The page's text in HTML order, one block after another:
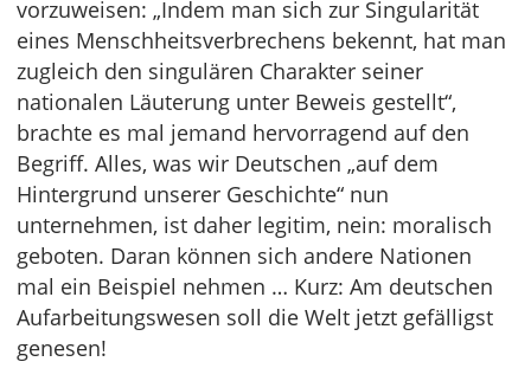
vorzuweisen: „Indem man sich zur Singularität
eines Menschheitsverbrechens bekennt, hat man
zugleich den singulären Charakter seiner
nationalen Läuterung unter Beweis gestellt“,
brachte es mal jemand hervorragend auf den
Begriff. Alles, was wir Deutschen „auf dem
Hintergrund unserer Geschichte“ nun
unternehmen, ist daher legitim, nein: moralisch
geboten. Daran können sich andere Nationen
mal ein Beispiel nehmen … Kurz: Am deutschen
Aufarbeitungswesen soll die Welt jetzt gefälligst
genesen!